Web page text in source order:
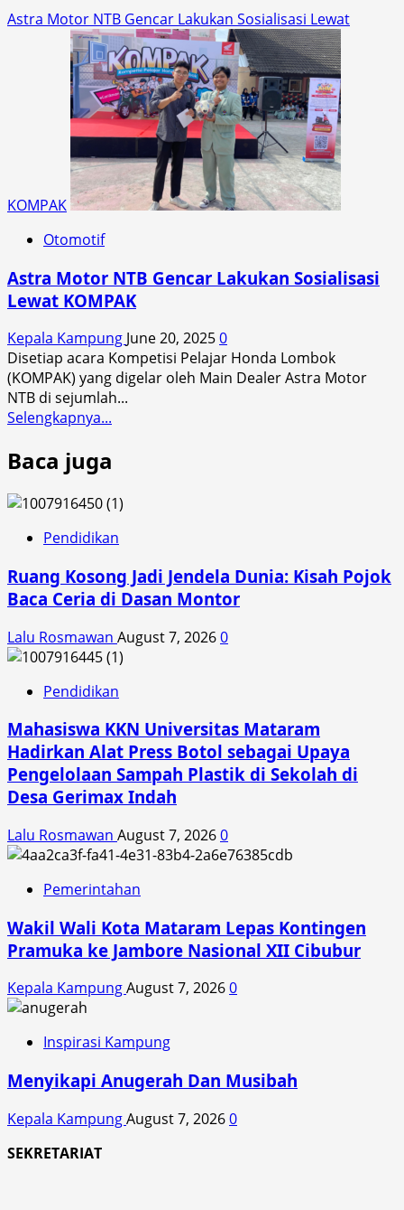
Astra Motor NTB Gencar Lakukan Sosialisasi Lewat
KOMPAK
Otomotif
Astra Motor NTB Gencar Lakukan Sosialisasi
Lewat KOMPAK
Kepala Kampung June 20, 20250
Disetiap acara Kompetisi Pelajar Honda Lombok
(KOMPAK) yang digelar oleh Main Dealer Astra Motor
NTB di sejumlah...
Selengkapnya...
Motor
NTB
Gencar
Sosialisasi
Lewat
Baca juga
Pendidikan
Ruang Kosong Jadi Jendela Dunia: Kisah Pojok
Baca Ceria di Dasan Montor
Lalu Rosmawan August 7, 20260
Pendidikan
Mahasiswa KKN Universitas Mataram
Hadirkan Alat Press Botol sebagai Upaya
Pengelolaan Sampah Plastik di Sekolah di
Desa Gerimax Indah
Lalu Rosmawan August 7, 20260
Pemerintahan
Wakil Wali Kota Mataram Lepas Kontingen
Pramuka ke Jambore Nasional XII Cibubur
Kepala KampungAugust 7, 20260
Inspirasi Kampung
Menyikapi Anugerah Dan Musibah
Kepala KampungAugust 7, 20260
SEKRETARIAT